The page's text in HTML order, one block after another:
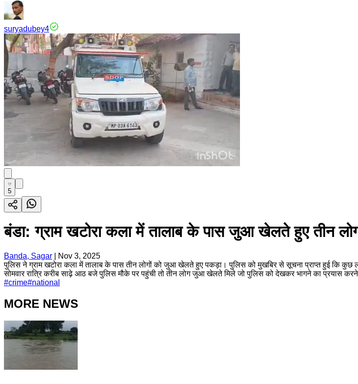
suryadubey4
5
बंडा: ग्राम खटोरा कला में तालाब के पास जुआ खेलते हुए तीन लोग
Banda, Sagar
Nov 3, 2025
पुलिस ने ग्राम खटोरा कला में तालाब के पास तीन लोगों को जुआ खेलते हुए पकड़ा। पुलिस को मुखबिर से सूचना प्राप्त हुई कि
सोमवार रात्रि करीब साढ़े आठ बजे पुलिस मौके पर पहुंची तो तीन लोग जुआ खेलते मिले जो पुलिस को देखकर भागने का प्रयास
#crime#national
MORE NEWS